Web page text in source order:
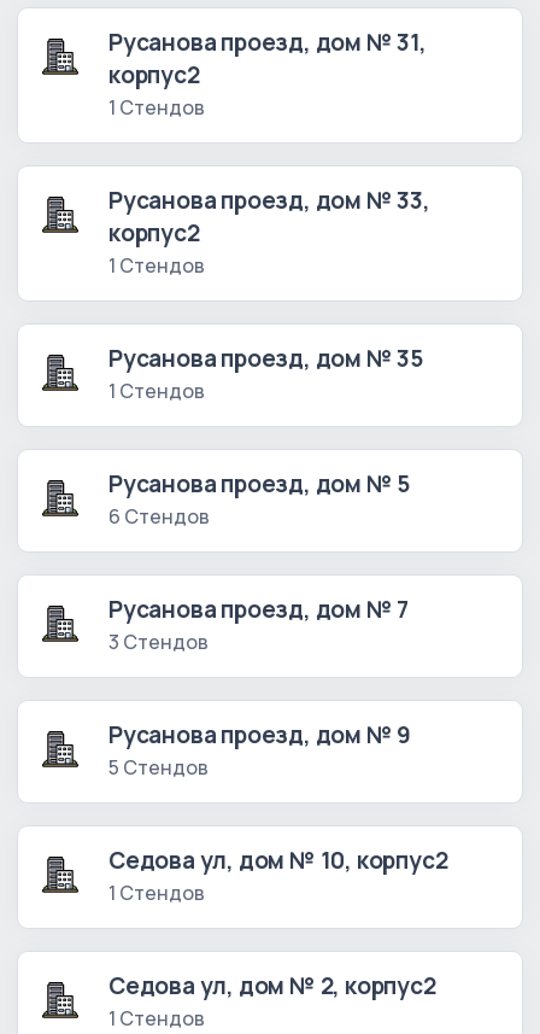
Русанова проезд, дом № 31,
корпус2
1 Стендов
Русанова проезд, дом № 33,
корпус2
1 Стендов
Русанова проезд, дом № 35
1 Стендов
Русанова проезд, дом № 5
6 Стендов
Русанова проезд, дом № 7
3 Стендов
Русанова проезд, дом № 9
5 Стендов
Седова ул, дом № 10, корпус2
1 Стендов
Седова ул, дом № 2, корпус2
1 Стендов